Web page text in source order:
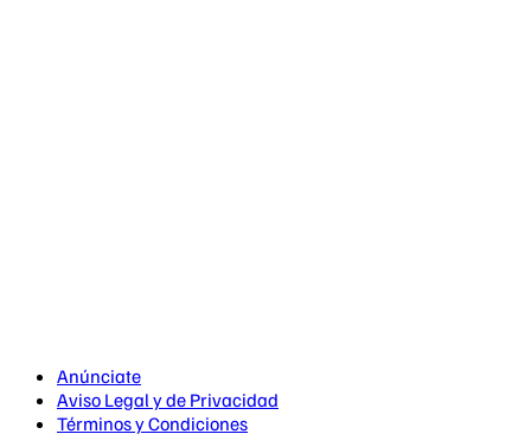
Anúnciate
Aviso Legal y de Privacidad
Términos y Condiciones